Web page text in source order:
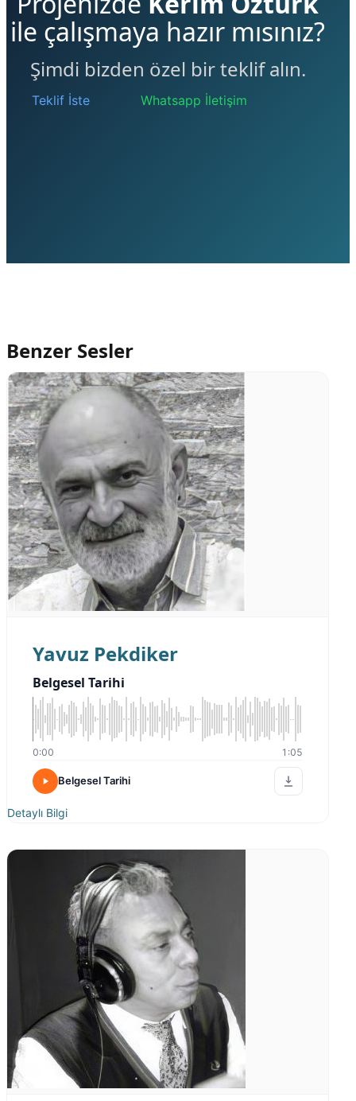
ile çalışmaya hazır mısınız?
Şimdi bizden özel bir teklif alın.
Teklif İste Whatsapp İletişim
Benzer Sesler
Yavuz Pekdiker
Belgesel Tarihi
0:00 1:05
Belgesel Tarihi
Detaylı Bilgi